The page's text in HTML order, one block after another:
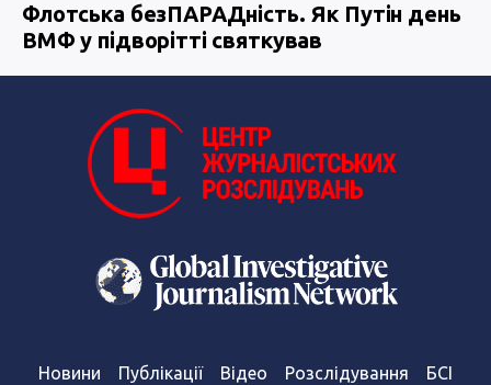
Флотська безПАРАДність. Як Путін день
ВМФ у підворітті святкував
Новини Публікації Відео Розслідування
БСІ